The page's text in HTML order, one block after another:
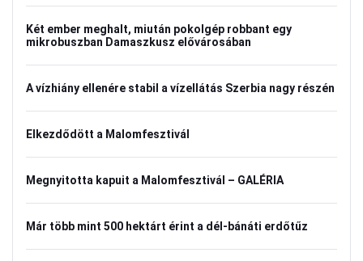
Két ember meghalt, miután pokolgép robbant egy
mikrobuszban Damaszkusz elővárosában
A vízhiány ellenére stabil a vízellátás Szerbia nagy részén
Elkezdődött a Malomfesztivál
Megnyitotta kapuit a Malomfesztivál – GALÉRIA
Már több mint 500 hektárt érint a dél-bánáti erdőtűz